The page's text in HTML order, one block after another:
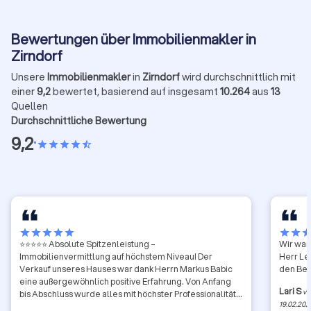
Bewertungen über Immobilienmakler in
Zirndorf
Unsere Immobilienmaklerin Zirndorfwird durchschnittlich mit
einer9,2bewertet, basierend auf insgesamt 10.264aus 13
Quellen
Durchschnittliche Bewertung
9,2•starstarstarstarstar_half
starstarstarstarstar
⭐⭐⭐⭐⭐ Absolute Spitzenleistung –
Immobilienvermittlung auf höchstem Niveau! Der
Verkauf unseres Hauses war dank Herrn Markus Babic
eine außergewöhnlich positive Erfahrung. Von Anfang
bis Abschluss wurde alles mit höchster Professionalität,
starstar
Wir
Herr
den
Lari S